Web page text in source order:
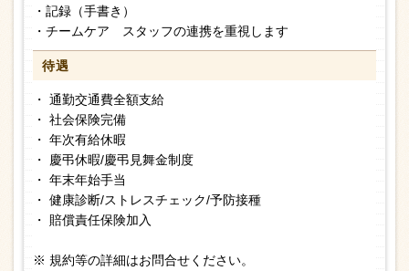
・記録（手書き）
・チームケア スタッフの連携を重視します
待遇
・ 通勤交通費全額支給
・ 社会保険完備
・ 年次有給休暇
・ 慶弔休暇/慶弔見舞金制度
・ 年末年始手当
・ 健康診断/ストレスチェック/予防接種
・ 賠償責任保険加入
※ 規約等の詳細はお問合せください。